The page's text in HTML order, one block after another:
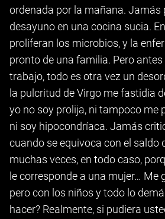
ordenada por la mañana. Jamás
desayuno en una cocina sucia.
proliferan los microbios, y la
pronto de una familia. Pero antes
trabajo, todo es otra vez un
la pulcritud de Virgo me fastidia
yo no soy prolija, ni tampoco me
ni soy hipocondríaca. Jamás
cuando se equivoca con el saldo
muchas veces, en todo caso,
le corresponde a una mujer… Me
pero con los niños y todo lo
hacer? Realmente, si pudiera